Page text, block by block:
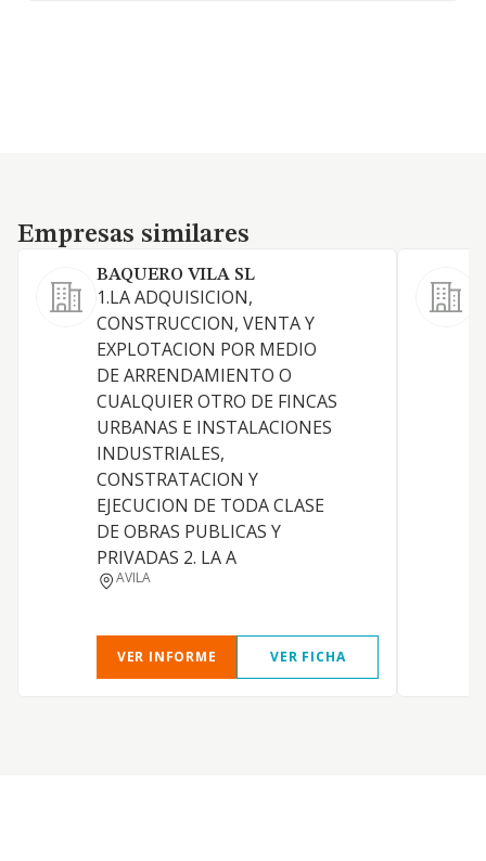
Empresas similares
Empresas similares
BAQUERO VILA SL
1.LA ADQUISICION,
CONSTRUCCION, VENTA Y
EXPLOTACION POR MEDIO
DE ARRENDAMIENTO O
CUALQUIER OTRO DE FINCAS
URBANAS E INSTALACIONES
INDUSTRIALES,
CONSTRATACION Y
EJECUCION DE TODA CLASE
DE OBRAS PUBLICAS Y
PRIVADAS 2. LA A
AVILA
VER INFORME VER FICHA